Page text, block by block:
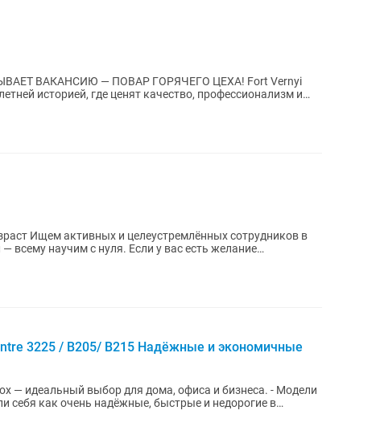
ВАКАНСИЮ — ПОВАР ГОРЯЧЕГО ЦЕХА! Fort Vernyi
историей, где ценят качество, профессионализм и
3225 / B205/ B215 Надёжные и экономичные
— идеальный выбор для дома, офиса и бизнеса. - Модели
себя как очень надёжные, быстрые и недорогие в